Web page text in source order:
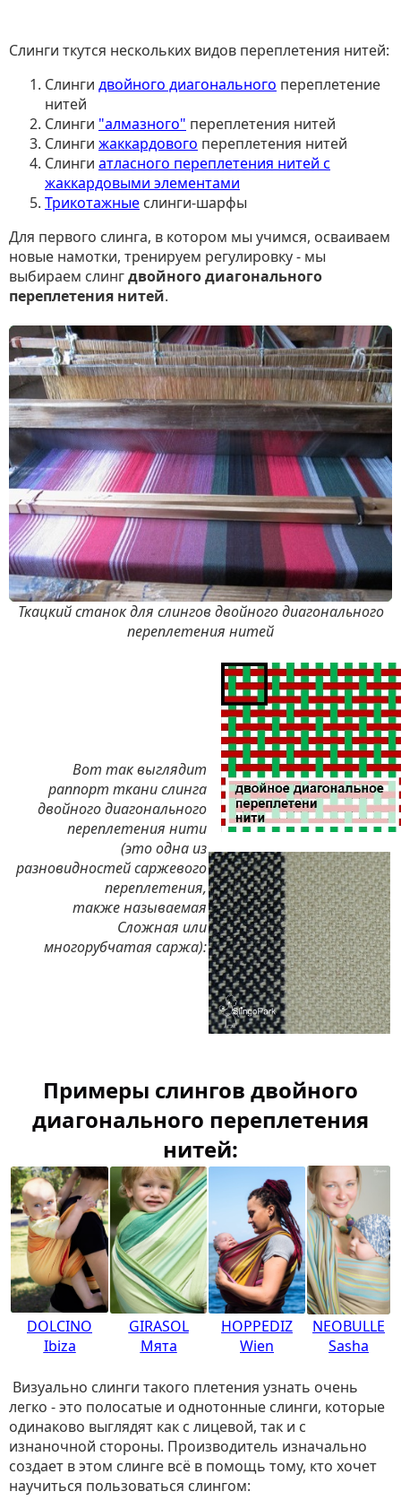
Слинги ткутся нескольких видов переплетения нитей:
Слинги двойного диагонального переплетение
нитей
Слинги "алмазного" переплетения нитей
Слинги жаккардового переплетения нитей
Слинги атласного переплетения нитей с
жаккардовыми элементами
Трикотажные слинги-шарфы
Для первого слинга, в котором мы учимся, осваиваем
новые намотки, тренируем регулировку - мы
выбираем слингдвойного диагонального
переплетения нитей.
Ткацкий станок для слингов двойного диагонального
переплетения нитей
Вот так выглядит
раппорт ткани слинга
двойного диагонального
переплетения нити
(это одна из
разновидностей саржевого
переплетения,
также называемая
Сложная или
многорубчатая саржа):
Примеры слингов двойного
диагонального переплетения
нитей:
DOLCINO
Ibiza
GIRASOL
Мята
HOPPEDIZ
Wien
NEOBULLE
Sasha
Визуально слинги такого плетения узнать очень
легко - это полосатые и однотонные слинги, которые
одинаково выглядят как с лицевой, так и с
изнаночной стороны. Производитель изначально
создает в этом слинге всё в помощь тому, кто хочет
научиться пользоваться слингом: